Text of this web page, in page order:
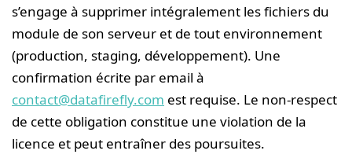
s’engage à supprimer intégralement les fichiers du
module de son serveur et de tout environnement
(production, staging, développement). Une
confirmation écrite par email à
contact@datafirefly.com est requise. Le non-respect
de cette obligation constitue une violation de la
licence et peut entraîner des poursuites.